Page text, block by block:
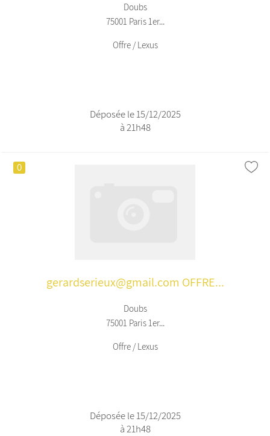
Doubs
75001 Paris 1er...
Offre / Lexus
Déposée le 15/12/2025
à 21h48
0
gerardserieux@gmail.com OFFRE...
Doubs
75001 Paris 1er...
Offre / Lexus
Déposée le 15/12/2025
à 21h48